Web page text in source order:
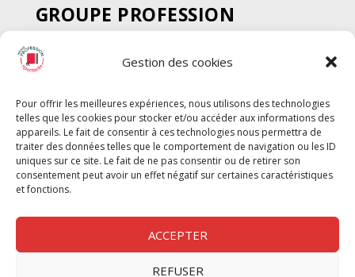
Gestion des cookies
Pour offrir les meilleures expériences, nous utilisons des technologies
telles que les cookies pour stocker et/ou accéder aux informations des
appareils. Le fait de consentir à ces technologies nous permettra de
traiter des données telles que le comportement de navigation ou les ID
uniques sur ce site. Le fait de ne pas consentir ou de retirer son
consentement peut avoir un effet négatif sur certaines caractéristiques
et fonctions.
ACCEPTER
REFUSER
GROUPE PROFESSION
SPECTACLE
Chèque Intermittents
Chèque Compta
Chèque Emploi Spectacle
G-Pods
Profession Audio-visuel